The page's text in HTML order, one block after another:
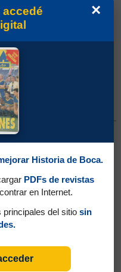
No tuvo lugar y pasó a
con más de 300
×
Historia de Boca.
PDFs de revistas
en Internet.
del sitio sin